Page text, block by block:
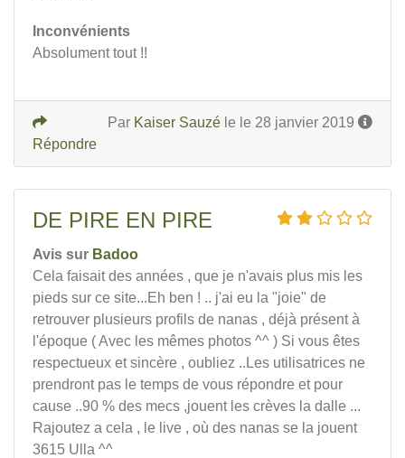
Inconvénients
Absolument tout !!
Par Kaiser Sauzé le le 28 janvier 2019
Répondre
DE PIRE EN PIRE
Avis sur Badoo
Cela faisait des années , que je n'avais plus mis les
pieds sur ce site...Eh ben ! .. j'ai eu la "joie" de
retrouver plusieurs profils de nanas , déjà présent à
l'époque ( Avec les mêmes photos ^^ ) Si vous êtes
respectueux et sincère , oubliez ..Les utilisatrices ne
prendront pas le temps de vous répondre et pour
cause ..90 % des mecs ,jouent les crèves la dalle ...
Rajoutez a cela , le live , où des nanas se la jouent
3615 Ulla ^^